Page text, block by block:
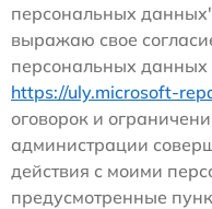
персональных
выражаю свое
персональных
https://uly.microsoft-
оговорок и
администрации
действия с моими
предусмотренные